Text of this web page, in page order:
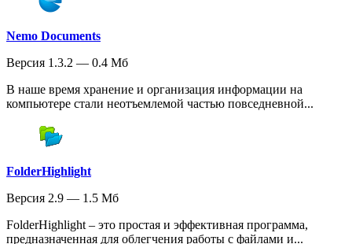
Nemo Documents
Версия 1.3.2 — 0.4 Мб
В наше время хранение и организация информации на
компьютере стали неотъемлемой частью повседневной...
FolderHighlight
Версия 2.9 — 1.5 Мб
FolderHighlight – это простая и эффективная программа,
предназначенная для облегчения работы с файлами и...